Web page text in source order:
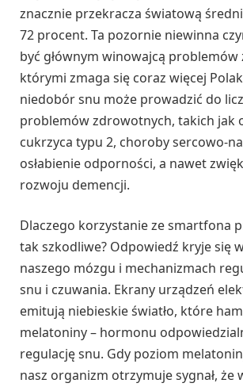
znacznie przekracza światową
72 procent. Ta pozornie niewinna
być głównym winowajcą problemów
którymi zmaga się coraz więcej
niedobór snu może prowadzić do
problemów zdrowotnych, takich jak
cukrzyca typu 2, choroby sercowo-
osłabienie odporności, a nawet
rozwoju demencji.
Dlaczego korzystanie ze smartfona
tak szkodliwe? Odpowiedź kryje się
naszego mózgu i mechanizmach
snu i czuwania. Ekrany urządzeń
emitują niebieskie światło, które
melatoniny – hormonu
regulację snu. Gdy poziom
nasz organizm otrzymuje sygnał, że